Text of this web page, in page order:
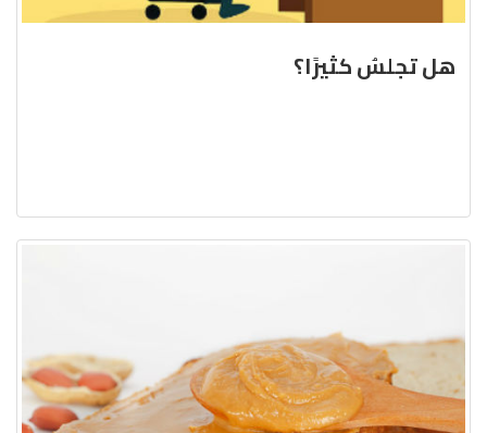
هل تجلسُ كثيرًا؟